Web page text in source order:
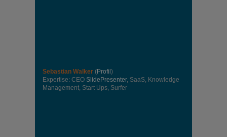
Sebastian Walker (Profil )
Expertise: CEO SlidePresenter, SaaS, Knowledge
Management, Start Ups, Surfer